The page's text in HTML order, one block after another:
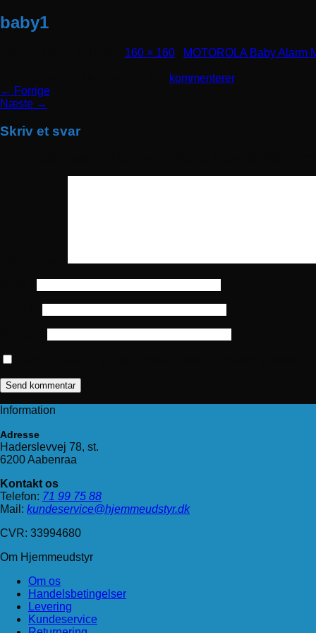
baby1
160 × 160 MOTOROLA Baby Alarm
kommenterer.
← Forrige
Næste →
Skriv et svar
Information
Adresse
Haderslevvej 78, st.
6200 Aabenraa
Kontakt os
Telefon: 71 99 75 88
Mail: kundeservice@hjemmeudstyr.dk
CVR: 33994680
Om Hjemmeudstyr
Om os
Handelsbetingelser
Levering
Kundeservice